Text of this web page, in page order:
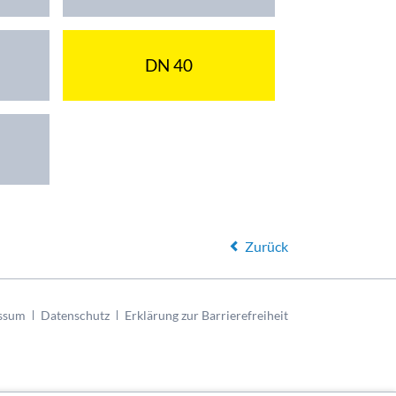
DN 40
Zurück
Datenschutz Erklärung zur Barrierefreiheit